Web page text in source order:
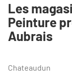
Les
Peinture
Aubrais
Chateaudun